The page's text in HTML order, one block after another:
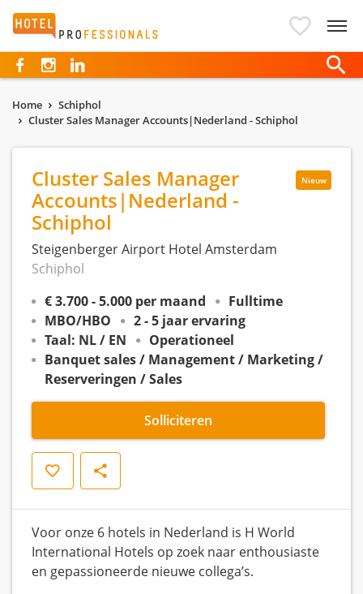
Hotelprofessionals
Home
Schiphol
Cluster Sales Manager Accounts|Nederland - Schiphol
Nieuw
Cluster Sales Manager
Accounts|Nederland -
Schiphol
Steigenberger Airport Hotel Amsterdam
Schiphol
€ 3.700 - 5.000 per maand
Fulltime
MBO/HBO
2 - 5 jaar ervaring
Taal: NL / EN
Operationeel
Banquet sales / Management / Marketing /
Reserveringen / Sales
Solliciteren
Opslaan Delen
Voor onze 6 hotels in Nederland is H World
International Hotels op zoek naar enthousiaste
en gepassioneerde nieuwe collega’s.